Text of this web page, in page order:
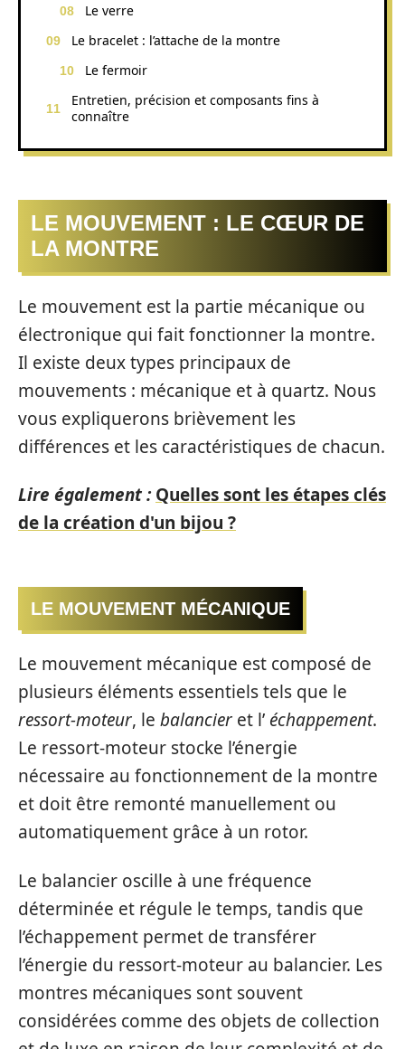
Le verre
Le bracelet : l’attache de la montre
Le fermoir
Entretien, précision et composants fins à
connaître
LE MOUVEMENT : LE CŒUR DE
LA MONTRE
Le mouvement est la partie mécanique ou
électronique qui fait fonctionner la montre.
Il existe deux types principaux de
mouvements : mécanique et à quartz. Nous
vous expliquerons brièvement les
différences et les caractéristiques de chacun.
Lire également : Quelles sont les étapes clés
de la création d'un bijou ?
LE MOUVEMENT MÉCANIQUE
Le mouvement mécanique est composé de
plusieurs éléments essentiels tels que le
ressort-moteur, le balancier et l’ échappement.
Le ressort-moteur stocke l’énergie
nécessaire au fonctionnement de la montre
et doit être remonté manuellement ou
automatiquement grâce à un rotor.
Le balancier oscille à une fréquence
déterminée et régule le temps, tandis que
l’échappement permet de transférer
l’énergie du ressort-moteur au balancier. Les
montres mécaniques sont souvent
considérées comme des objets de collection